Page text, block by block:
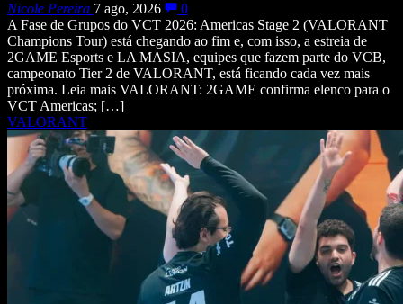
Nicole Pereira 7 ago, 2026
0
A Fase de Grupos do VCT 2026: Americas Stage 2 (VALORANT
Champions Tour) está chegando ao fim e, com isso, a estreia de
2GAME Esports e LA MASIA, equipes que fazem parte do VCB,
campeonato Tier 2 de VALORANT, está ficando cada vez mais
próxima. Leia mais VALORANT: 2GAME confirma elenco para o
VCT Americas; […]
VALORANT